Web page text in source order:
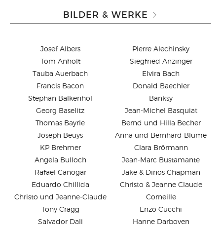
BILDER & WERKE
Josef Albers
Pierre Alechinsky
Tom Anholt
Siegfried Anzinger
Tauba Auerbach
Elvira Bach
Francis Bacon
Donald Baechler
Stephan Balkenhol
Banksy
Georg Baselitz
Jean-Michel Basquiat
Thomas Bayrle
Bernd und Hilla Becher
Joseph Beuys
Anna und Bernhard Blume
KP Brehmer
Clara Brörmann
Angela Bulloch
Jean-Marc Bustamante
Rafael Canogar
Jake & Dinos Chapman
Eduardo Chillida
Christo & Jeanne Claude
Christo und Jeanne-Claude
Corneille
Tony Cragg
Enzo Cucchi
Salvador Dali
Hanne Darboven